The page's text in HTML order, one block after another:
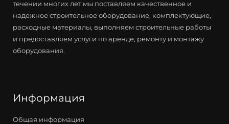
течении многих лет мы поставляем качественное и
надежное строительное оборудование, комплектующие,
расходные материалы, выполняем строительные работы
и предоставляем услуги по аренде, ремонту и монтажу
оборудования.
Информация
Общая информация